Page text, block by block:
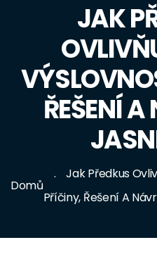
JAK
ŘEŠENÍ
Domů
Jak Předkus
Příčiny, Řešení A